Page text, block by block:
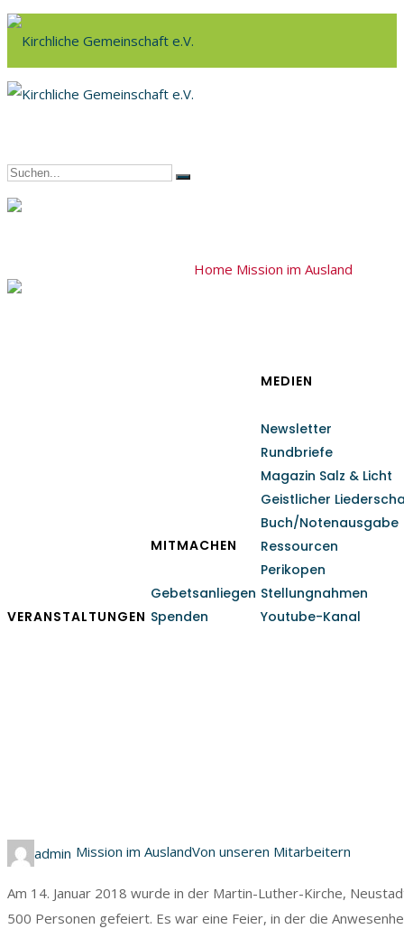
VERANSTALTUNGEN
MITMACHEN
Gebetsanliegen
Spenden
MEDIEN
Newsletter
Rundbriefe
Magazin Salz & Licht
Geistlicher
Buch/Notenausgabe
Ressourcen
Perikopen
Stellungnahmen
Youtube-Kanal
Home Mission im Ausland
admin Mission im AuslandVon unseren Mitarbeitern
Am 14. Januar 2018 wurde in der Martin-Luther-Kirche,
500 Personen gefeiert. Es war eine Feier, in der die